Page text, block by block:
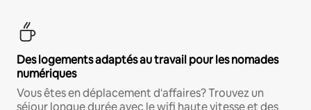
Des logements adaptés au travail pour les nomades
numériques
Vous êtes en déplacement d'affaires? Trouvez un
séjour longue durée avec le wifi haute vitesse et des